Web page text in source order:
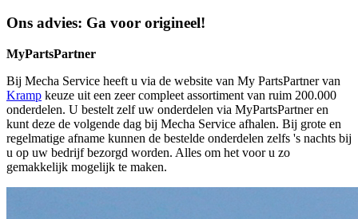
Ons advies: Ga voor origineel!
MyPartsPartner
Bij Mecha Service heeft u via de website van My PartsPartner van
Kramp keuze uit een zeer compleet assortiment van ruim 200.000
onderdelen. U bestelt zelf uw onderdelen via MyPartsPartner en
kunt deze de volgende dag bij Mecha Service afhalen. Bij grote en
regelmatige afname kunnen de bestelde onderdelen zelfs 's nachts bij
u op uw bedrijf bezorgd worden. Alles om het voor u zo
gemakkelijk mogelijk te maken.